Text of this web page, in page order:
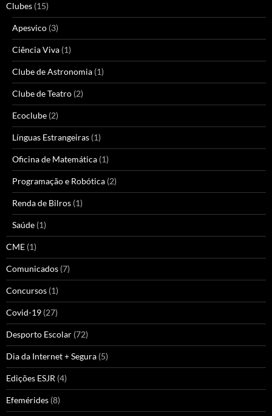
Clubes (15)
Apesvico (3)
Ciência Viva (1)
Clube de Astronomia (1)
Clube de Teatro (2)
Ecoclube (2)
Línguas Estrangeiras (1)
Oficina de Matemática (1)
Programação e Robótica (2)
Renda de Bilros (1)
Saúde (1)
CME (1)
Comunicados (7)
Concursos (1)
Covid-19 (27)
Desporto Escolar (72)
Dia da Internet + Segura (5)
Edições ESJR (4)
Efemérides (8)